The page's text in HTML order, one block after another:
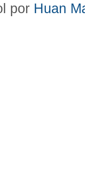
por Huan